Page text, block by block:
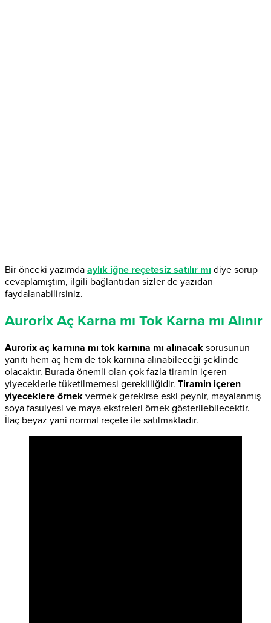
Bir önceki yazımda aylık iğne reçetesiz satılır mı diye sorup
cevaplamıştım, ilgili bağlantıdan sizler de yazıdan
faydalanabilirsiniz.
Aurorix Aç Karna mı Tok Karna mı Alınır
Aurorix aç karnına mı tok karnına mı alınacak sorusunun
yanıtı hem aç hem de tok karnına alınabileceği şeklinde
olacaktır. Burada önemli olan çok fazla tiramin içeren
yiyeceklerle tüketilmemesi gerekliliğidir. Tiramin içeren
yiyeceklere örnek vermek gerekirse eski peynir, mayalanmış
soya fasulyesi ve maya ekstreleri örnek gösterilebilecektir.
İlaç beyaz yani normal reçete ile satılmaktadır.